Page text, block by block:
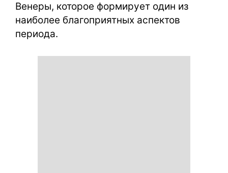
Венеры, которое формирует один из
наиболее благоприятных аспектов
периода.